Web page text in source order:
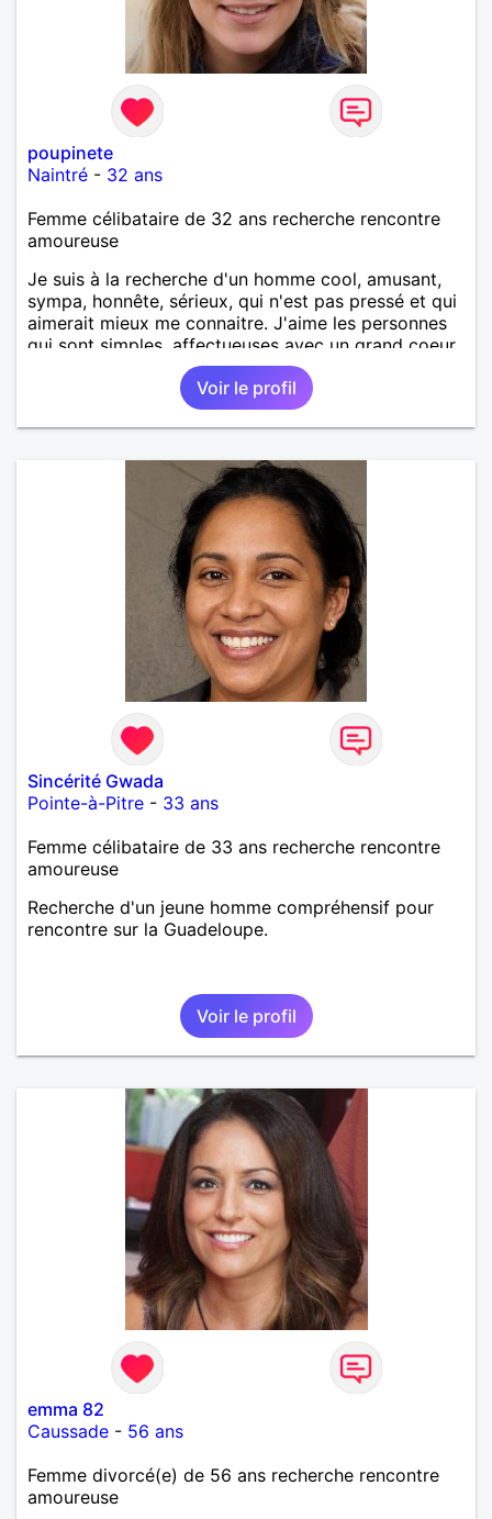
poupinete
Naintré - 32 ans
Femme célibataire de 32 ans recherche rencontre
amoureuse
Je suis à la recherche d'un homme cool, amusant,
sympa, honnête, sérieux, qui n'est pas pressé et qui
aimerait mieux me connaitre. J'aime les personnes
qui sont simples, affectueuses avec un grand coeur.
Voir le profil
Sincérité Gwada
Pointe-à-Pitre - 33 ans
Femme célibataire de 33 ans recherche rencontre
amoureuse
Recherche d'un jeune homme compréhensif pour
rencontre sur la Guadeloupe.
Voir le profil
emma 82
Caussade - 56 ans
Femme divorcé(e) de 56 ans recherche rencontre
amoureuse